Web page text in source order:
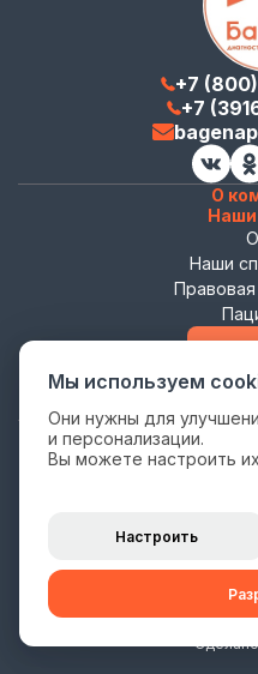
+7
+7
О
Наши
Наши
Политика
Окончательная стоимость
являющимся
Имеются противопоказания,
© 2026 ООО
Мы используем
Они нужны для
и персонализации.
Вы можете настроить
Настроить